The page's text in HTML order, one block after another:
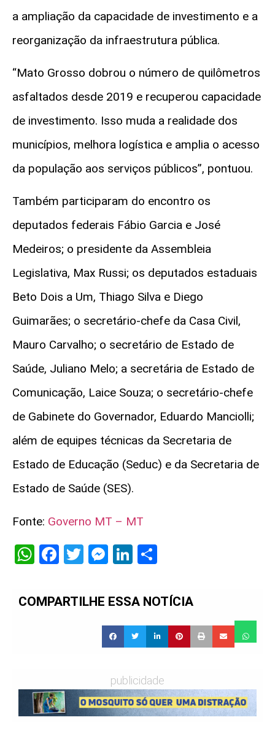
a ampliação da capacidade de investimento e a
reorganização da infraestrutura pública.
“Mato Grosso dobrou o número de quilômetros
asfaltados desde 2019 e recuperou capacidade
de investimento. Isso muda a realidade dos
municípios, melhora logística e amplia o acesso
da população aos serviços públicos”, pontuou.
Também participaram do encontro os
deputados federais Fábio Garcia e José
Medeiros; o presidente da Assembleia
Legislativa, Max Russi; os deputados estaduais
Beto Dois a Um, Thiago Silva e Diego
Guimarães; o secretário-chefe da Casa Civil,
Mauro Carvalho; o secretário de Estado de
Saúde, Juliano Melo; a secretária de Estado de
Comunicação, Laice Souza; o secretário-chefe
de Gabinete do Governador, Eduardo Manciolli;
além de equipes técnicas da Secretaria de
Estado de Educação (Seduc) e da Secretaria de
Estado de Saúde (SES).
Fonte: Governo MT – MT
WhatsApp
Facebook
Twitter
Messenger
LinkedIn
COMPARTILHE ESSA NOTÍCIA
publicidade